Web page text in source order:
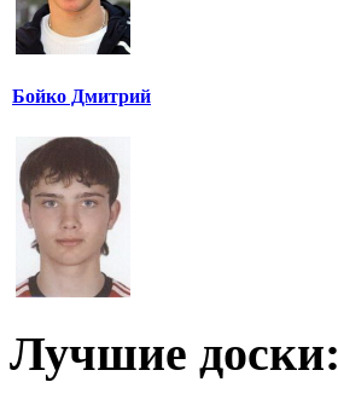
Бойко Дмитрий
Лучшие доски: